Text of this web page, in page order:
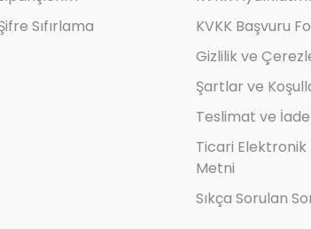
Sıfırlama
KVKK Başvuru
Gizlilik ve
Şartlar ve
Teslimat ve İade
Ticari Elektronik
Metni
Sıkça Sorulan